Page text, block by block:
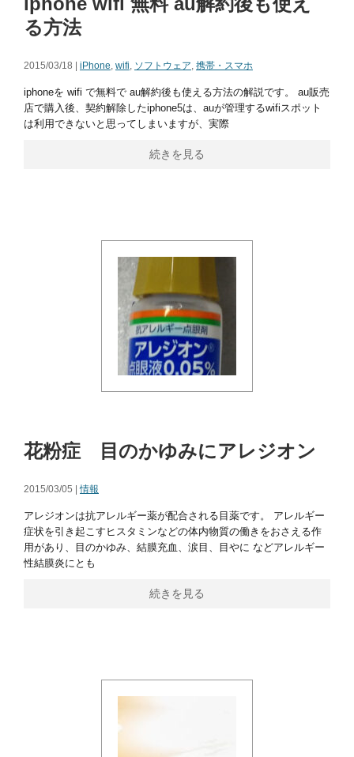
る方法
2015/03/18 | iPhone, wifi, ソフトウェア, 携帯・スマホ
iphoneを wifi で無料で au解約後も使える方法の解説です。 au販売
店で購入後、契約解除したiphone5は、auが管理するwifiスポット
は利用できないと思ってしまいますが、実際
続きを見る
花粉症 目のかゆみにアレジオン
2015/03/05 |情報
アレジオンは抗アレルギー薬が配合される目薬です。 アレルギー
症状を引き起こすヒスタミンなどの体内物質の働きをおさえる作
用があり、目のかゆみ、結膜充血、涙目、目やに などアレルギー
性結膜炎にとも
続きを見る